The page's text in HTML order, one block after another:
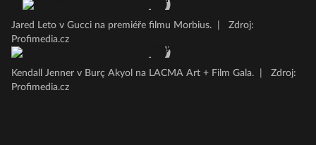
Jared Leto v Gucci na premiéře filmu Morbius.
Zdroj:
Profimedia.cz
Kendall Jenner v Burç Akyol na LACMA Art + Film Gala.
Zdroj:
Profimedia.cz